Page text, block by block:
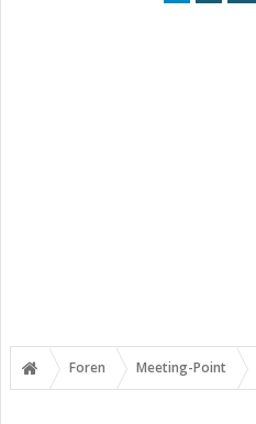
Foren Meeting-Point